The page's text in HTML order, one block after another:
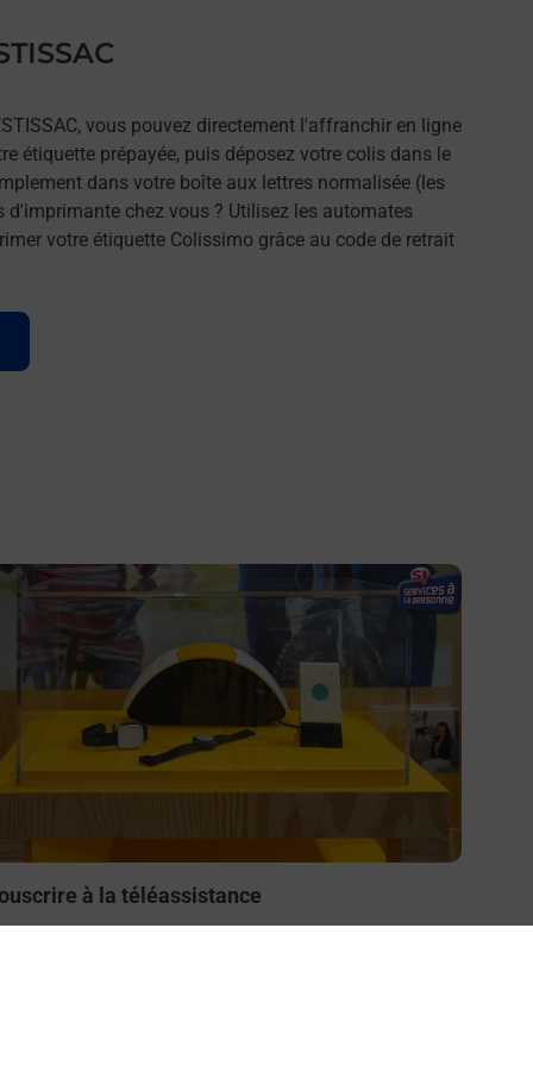
vous pouvez directement l'affranchir en ligne
étiquette prépayée, puis déposez votre colis dans le
dans votre boîte aux lettres normalisée (les
d'imprimante chez vous ? Utilisez les automates
votre étiquette Colissimo grâce au code de retrait
savoir plus
à la téléassistance